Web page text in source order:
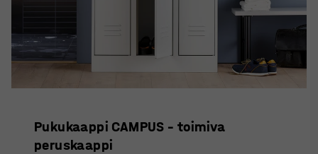
Pukukaappi CAMPUS – toimiva
peruskaappi